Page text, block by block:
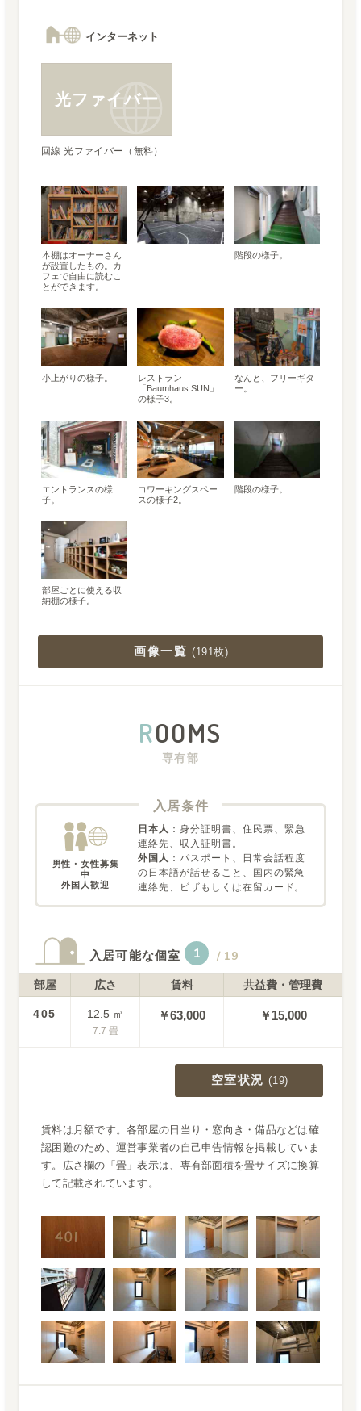
インターネット
光ファイバー
回線 光ファイバー（無料）
本棚はオーナーさん
が設置したもの。カ
フェで自由に読むこ
とができます。
階段の様子。
小上がりの様子。
レストラン
「Baumhaus SUN」
の様子3。
なんと、フリーギタ
ー。
エントランスの様
子。
コワーキングスペー
スの様子2。
階段の様子。
部屋ごとに使える収
納棚の様子。
画像一覧 (191枚)
ROOMS
専有部
入居条件
男性・女性募集
中
外国人歓迎
日本人 ： 身分証明書、住民票、緊急
連絡先、収入証明書。
外国人 ： パスポート、日常会話程度
の日本語が話せること、国内の緊急
連絡先、ビザもしくは在留カード。
入居可能な個室 1 / 19
部屋 広さ 賃料 共益費・管理費
405 12.5㎡
7.7 畳
￥63,000 ￥15,000
空室状況 (19)
賃料は月額です。各部屋の日当り・窓向き・備品などは確
認困難のため、運営事業者の自己申告情報を掲載していま
す。広さ欄の「畳」表示は、専有部面積を畳サイズに換算
して記載されています。